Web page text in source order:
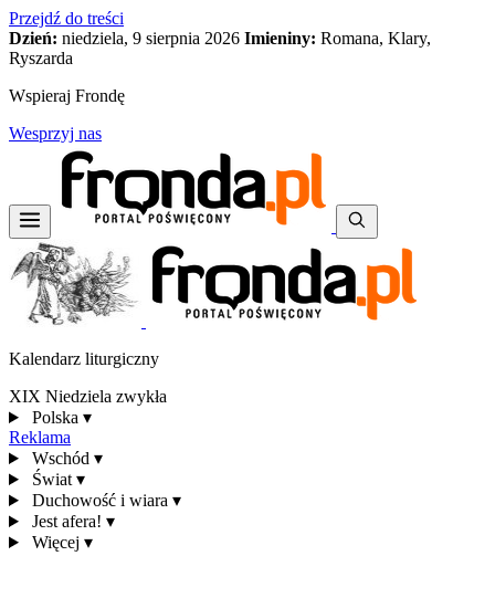
Przejdź do treści
Dzień: niedziela, 9 sierpnia 2026 Imieniny: Romana, Klary,
Ryszarda
Wspieraj Frondę
Wesprzyj nas
Kalendarz liturgiczny
XIX Niedziela zwykła
Polska ▾
Reklama
Wschód ▾
Świat ▾
Duchowość i wiara ▾
Jest afera! ▾
Więcej ▾